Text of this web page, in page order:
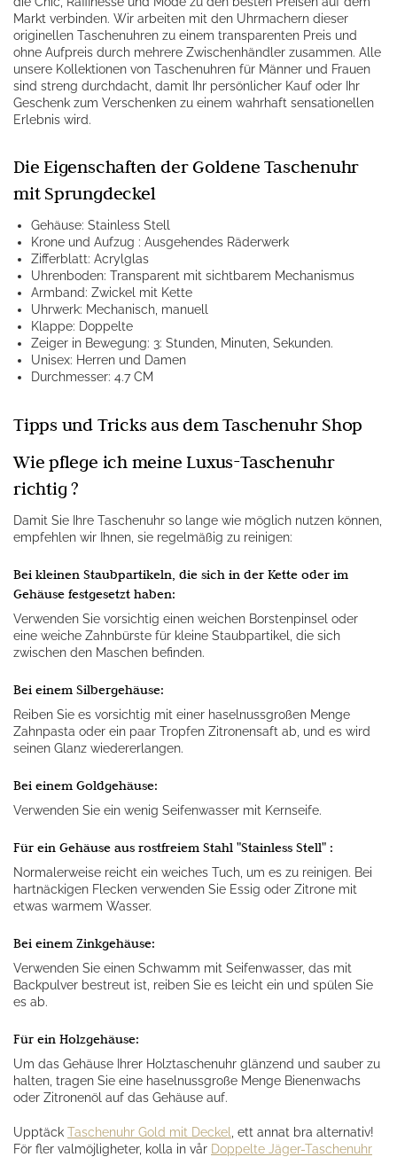
Markt verbinden. Wir arbeiten mit den Uhrmachern dieser
originellen Taschenuhren zu einem transparenten Preis und
ohne Aufpreis durch mehrere Zwischenhändler zusammen. Alle
unsere Kollektionen von Taschenuhren für Männer und Frauen
sind streng durchdacht, damit Ihr persönlicher Kauf oder Ihr
Geschenk zum Verschenken zu einem wahrhaft sensationellen
Erlebnis wird.
Die Eigenschaften der Goldene Taschenuhr
mit Sprungdeckel
Gehäuse: Stainless Stell
Krone und Aufzug : Ausgehendes Räderwerk
Zifferblatt: Acrylglas
Uhrenboden: Transparent mit sichtbarem Mechanismus
Armband: Zwickel mit Kette
Uhrwerk: Mechanisch, manuell
Klappe: Doppelte
Zeiger in Bewegung: 3: Stunden, Minuten, Sekunden.
Unisex: Herren und Damen
Durchmesser: 4.7 CM
Tipps und Tricks aus dem Taschenuhr Shop
Wie pflege ich meine Luxus-Taschenuhr
richtig ?
Damit Sie Ihre Taschenuhr so lange wie möglich nutzen können,
empfehlen wir Ihnen, sie regelmäßig zu reinigen:
Bei kleinen Staubpartikeln, die sich in der Kette oder im
Gehäuse festgesetzt haben:
Verwenden Sie vorsichtig einen weichen Borstenpinsel oder
eine weiche Zahnbürste für kleine Staubpartikel, die sich
zwischen den Maschen befinden.
Bei einem Silbergehäuse:
Reiben Sie es vorsichtig mit einer haselnussgroßen Menge
Zahnpasta oder ein paar Tropfen Zitronensaft ab, und es wird
seinen Glanz wiedererlangen.
Bei einem Goldgehäuse:
Verwenden Sie ein wenig Seifenwasser mit Kernseife.
Für ein Gehäuse aus rostfreiem Stahl "Stainless Stell" :
Normalerweise reicht ein weiches Tuch, um es zu reinigen. Bei
hartnäckigen Flecken verwenden Sie Essig oder Zitrone mit
etwas warmem Wasser.
Bei einem Zinkgehäuse:
Verwenden Sie einen Schwamm mit Seifenwasser, das mit
Backpulver bestreut ist, reiben Sie es leicht ein und spülen Sie
es ab.
Für ein Holzgehäuse:
Um das Gehäuse Ihrer Holztaschenuhr glänzend und sauber zu
halten, tragen Sie eine haselnussgroße Menge Bienenwachs
oder Zitronenöl auf das Gehäuse auf.
Upptäck Taschenuhr Gold mit Deckel
, ett annat bra alternativ!
För fler valmöjligheter, kolla in vår Doppelte Jäger-Taschenuhr